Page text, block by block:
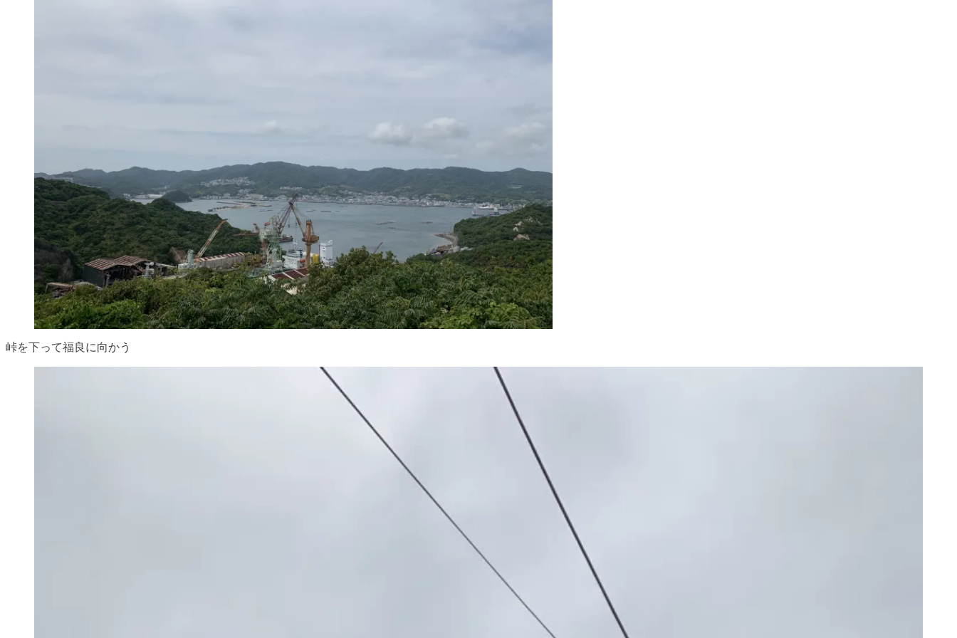
峠を下って福良に向かう